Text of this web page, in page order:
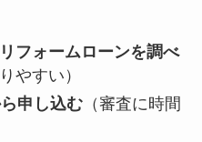
フォームローンを調べ
やすい）
申し込む（審査に時間